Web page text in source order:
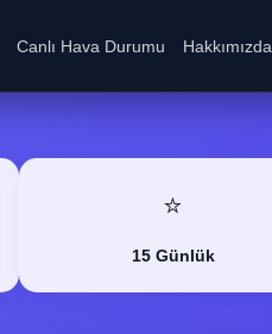
Canlı Hava Durumu Hakkımızda
⭐
15 Günlük